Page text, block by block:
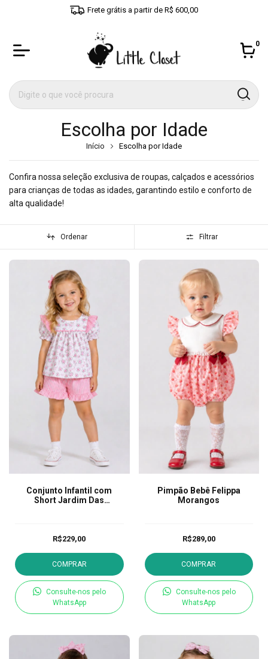
Frete grátis a partir de R$ 600,00
0
Escolha por Idade
Início Escolha por Idade
Confira nossa seleção exclusiva de roupas, calçados e acessórios
para crianças de todas as idades, garantindo estilo e conforto de
alta qualidade!
Ordenar Filtrar
Conjunto Infantil com
Short Jardim Das
R$229,00
COMPRAR
Consulte-nos pelo
WhatsApp
Pimpão Bebê Felippa
Morangos
R$289,00
COMPRAR
Consulte-nos pelo
WhatsApp